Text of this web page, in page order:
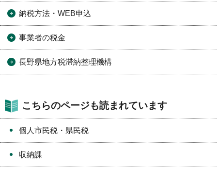
納税方法・WEB申込
事業者の税金
長野県地方税滞納整理機構
こちらのページも読まれています
個人市民税・県民税
収納課